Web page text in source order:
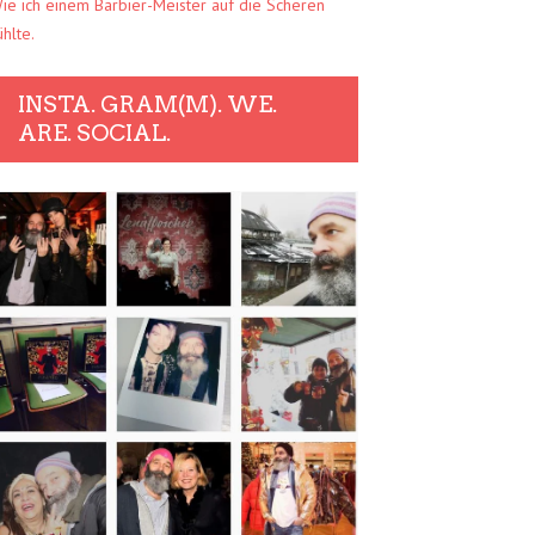
ich einem Barbier-Meister auf die Scheren
INSTA. GRAM(M). WE.
ARE. SOCIAL.